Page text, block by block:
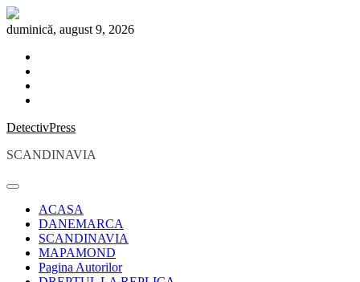
Skip
to
duminică, august 9, 2026
DetectivPress
SCANDINAVIA
ACASA
DANEMARCA
SCANDINAVIA
MAPAMOND
Pagina Autorilor